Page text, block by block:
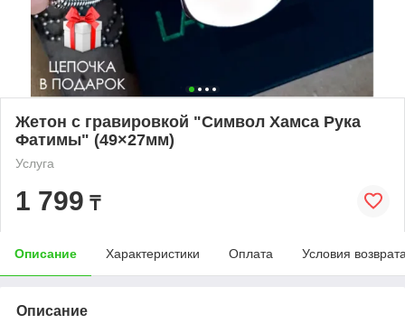
Жетон с гравировкой "Символ Хамса Рука
Фатимы" (49×27мм)
Услуга
1 799 ₸
Описание Характеристики Оплата Условия
Описание